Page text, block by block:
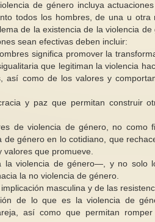
de género incluya
todos los hombres, de una u
de la existencia de la violencia
sean efectivas deben incluir:
significa promover la
que legitiman la violencia
así como de los valores y
y paz que permitan construir
de violencia de género, no
género en lo cotidiano, que
valores que promueve.
la violencia de género—, y no
la no violencia de género.
masculina y de las
de lo que es la violencia de
así como que permitan
Carla Lonzi denunciaba que
escandalizamos de las
de oblación de clítoris...